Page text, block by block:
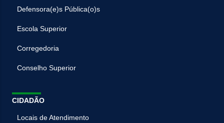
Defensora(e)s Pública(o)s
Escola Superior
Corregedoria
Conselho Superior
CIDADÃO
Locais de Atendimento